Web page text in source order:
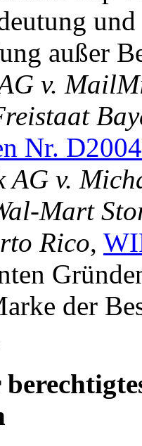
außer
v.
Nr.
AG v.
Mart
Rico,
der